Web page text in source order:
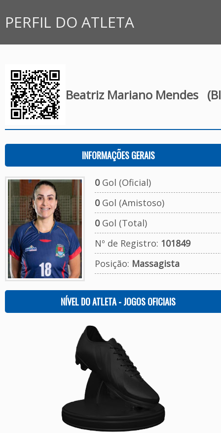
PERFIL DO ATLETA
Beatriz Mariano Mendes
INFORMAÇÕES GERAIS
0Gol (Oficial)
0Gol (Amistoso)
0Gol (Total)
Nº de Registro: 101849
Posição: Massagista
NÍVEL DO ATLETA - JOGOS OFICIAIS